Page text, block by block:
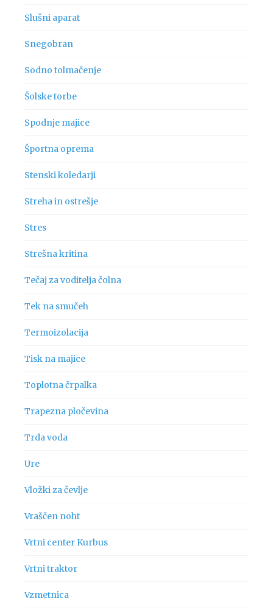
Slušni aparat
Snegobran
Sodno tolmačenje
Šolske torbe
Spodnje majice
Športna oprema
Stenski koledarji
Streha in ostrešje
Stres
Strešna kritina
Tečaj za voditelja čolna
Tek na smučeh
Termoizolacija
Tisk na majice
Toplotna črpalka
Trapezna pločevina
Trda voda
Ure
Vložki za čevlje
Vraščen noht
Vrtni center Kurbus
Vrtni traktor
Vzmetnica